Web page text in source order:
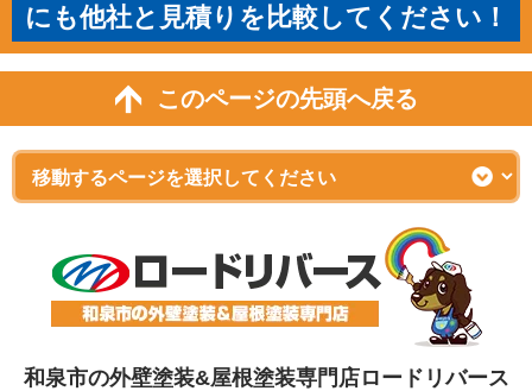
にも他社と見積りを比較してください！
このページの先頭へ戻る
和泉市の外壁塗装&屋根塗装専門店ロードリバース